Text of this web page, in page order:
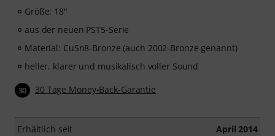
Größe: 18"
aus der neuen PST5-Serie
Material: CuSn8-Bronze (auch 2002-Bronze genannt)
heller, klarer und musikalisch voller Sound
30 30 Tage Money-Back-Garantie
Erhältlich seit April 2014